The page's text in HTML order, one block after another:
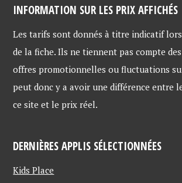
INFORMATION SUR LES PRIX AFFICHÉS
Les tarifs sont donnés à titre indicatif
de la fiche. Ils ne tiennent pas compte
offres promotionnelles ou fluctuations
peut donc y a avoir une différence entre
ce site et le prix réel.
DERNIÈRES APPLIS SÉLECTIONNÉES
Kids Place